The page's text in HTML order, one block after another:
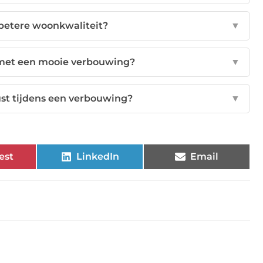
woonkwaliteit? ▼
een mooie verbouwing? ▼
tijdens een verbouwing? ▼
LinkedIn Email